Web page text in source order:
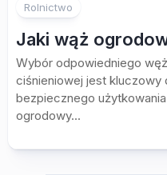
Rolnictwo
Jaki wąż
Wybór odpowiedniego
ciśnieniowej jest kluczowy
bezpiecznego
ogrodowy...